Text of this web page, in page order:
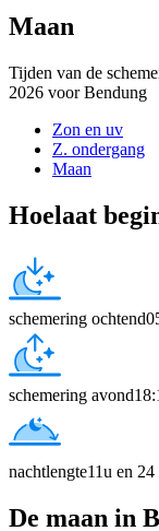
Maan
Tijden van de
2026 voor Bendung
Zon en uv
Z. ondergang
Maan
Hoelaat
schemering ochtend
schemering avond
nachtlengte11u en 24
De maan in